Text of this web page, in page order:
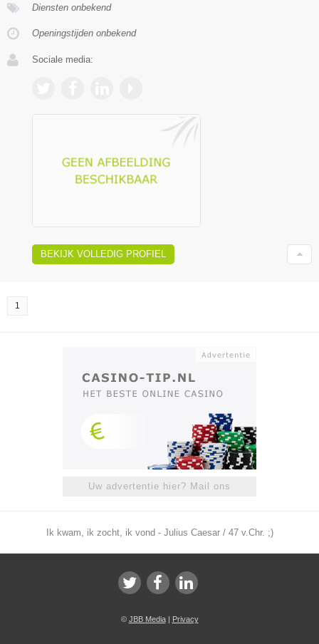
Diensten onbekend
Openingstijden onbekend
Sociale media:
BEKIJK VOLLEDIG PROFIEL
1
Uw advertentie hier? Mail ons
Ik kwam, ik zocht, ik vond - Julius Caesar / 47 v.Chr. ;)
© JBB Media| Privacy